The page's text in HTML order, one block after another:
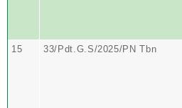
15 33/Pdt.G.S/2025/PN Tbn